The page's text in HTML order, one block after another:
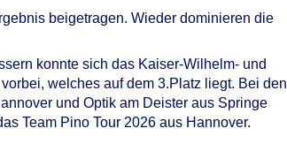
beigetragen. Wieder dominieren die
konnte sich das Kaiser-Wilhelm- und
welches auf dem 3.Platz liegt. Bei den
und Optik am Deister aus Springe
Team Pino Tour 2026 aus Hannover.